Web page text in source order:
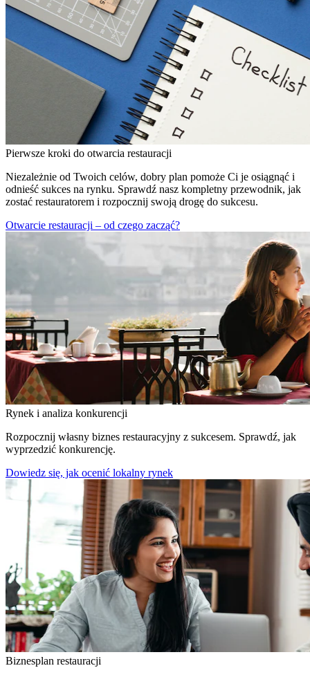
Pierwsze kroki do otwarcia restauracji
Niezależnie od Twoich celów, dobry plan pomoże Ci je osiągnąć i
odnieść sukces na rynku. Sprawdź nasz kompletny przewodnik, jak
zostać restauratorem i rozpocznij swoją drogę do sukcesu.
Otwarcie restauracji – od czego zacząć?
Rynek i analiza konkurencji
Rozpocznij własny biznes restauracyjny z sukcesem. Sprawdź, jak
wyprzedzić konkurencję.
Dowiedz się, jak ocenić lokalny rynek
Biznesplan restauracji